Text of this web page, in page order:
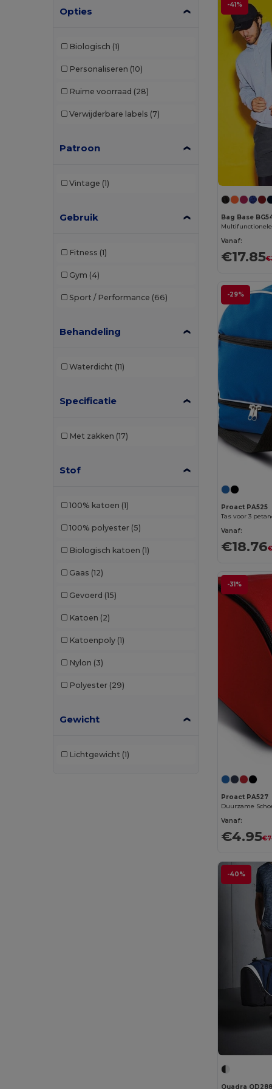
Westford mill
Opties
Biologisch (1)
Personaliseren (10)
Ruime voorraad (28)
Verwijderbare labels (7)
Patroon
Vintage (1)
Gebruik
Fitness (1)
Gym (4)
Sport / Performance (66)
Behandeling
Waterdicht (11)
Specificatie
Met zakken (17)
Stof
100% katoen (1)
100% polyester (5)
Biologisch katoen (1)
Gaas (12)
Gevoerd (15)
Katoen (2)
Katoenpoly (1)
Nylon (3)
Polyester (29)
Gewicht
Lichtgewicht (1)
-41%
Bag Base
Vanaf:
€17.85
-29%
Proact PA525
Tas voor 3
Vanaf:
€18.76
-31%
Proact PA527
Vanaf:
€4.95
-40%
Quadra QD288